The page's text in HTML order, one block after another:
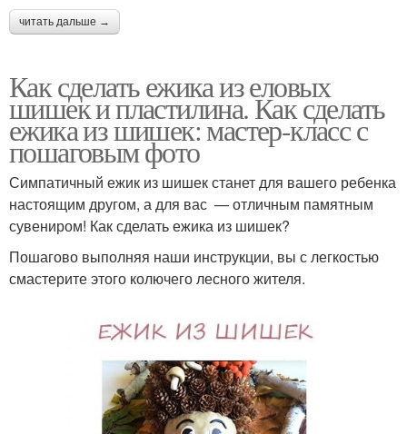
читать дальше →
Как сделать ежика из еловых
шишек и пластилина. Как сделать
ежика из шишек: мастер-класс с
пошаговым фото
Симпатичный ежик из шишек станет для вашего ребенка
настоящим другом, а для вас — отличным памятным
сувениром! Как сделать ежика из шишек?
Пошагово выполняя наши инструкции, вы с легкостью
смастерите этого колючего лесного жителя.